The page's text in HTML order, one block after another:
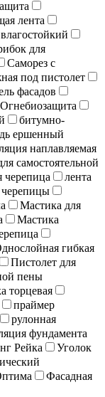
лента
для
Саморез с
под пистолет
фасадов
Огнебиозащита
битумно-
ершенный
наплавляемая
самостоятельной
черепица
лента
черепицы
Мастика для
Мастика
гибкая
Пистолет для
пены
торцевая
праймер
рулонная
фундамента
Рейка
Уголок
Фасадная